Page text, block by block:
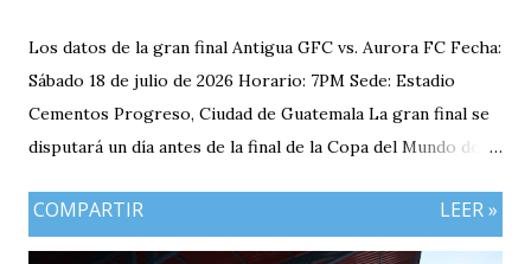
Los datos de la gran final Antigua GFC vs. Aurora FC Fecha:
Sábado 18 de julio de 2026 Horario: 7PM Sede: Estadio
Cementos Progreso, Ciudad de Guatemala La gran final se
disputará un día antes de la final de la Copa del Mundo de la
especialmente futbolera para los aficionados
guatemaltecos. Antigua GFC llega al partido como el
COMPARTIR LEER »